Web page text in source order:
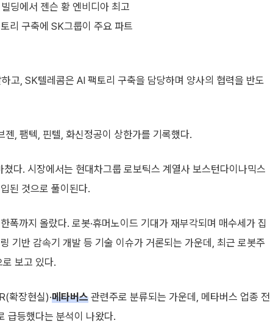
딩에서 젠슨 황 엔비디아 최고
리 구축에 SK그룹이 주요 파트
고, SK텔레콤은 AI 팩토리 구축을 담당하며 양사의 협력을 반도
, 팸텍, 핀텔, 화신정공이 상한가를 기록했다.
다. 시장에서는 현대차그룹 로보틱스 계열사 보스턴다이나믹스
된 것으로 풀이된다.
까지 올랐다. 로봇·휴머노이드 기대가 재부각되며 매수세가 집
기반 감속기 개발 등 기술 이슈가 거론되는 가운데, 최근 로봇주
보고 있다.
확장현실)·메타버스 관련주로 분류되는 가운데, 메타버스 업종 전
급등했다는 분석이 나왔다.